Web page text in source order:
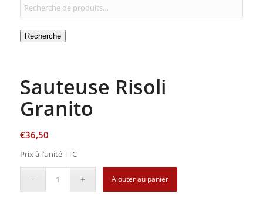
Recherche
Sauteuse Risoli
Granito
€36,50
Prix à l’unité TTC
Ajouter au panier